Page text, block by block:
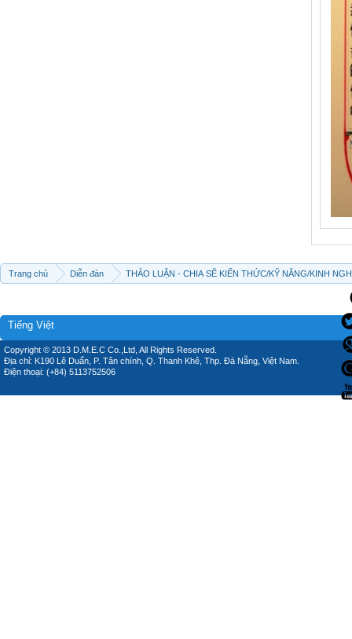
Trang chủ Diễn đàn THẢO LUẬN - CHIA SẼ KIẾN THỨC/KỸ NĂNG/KINH
Tiếng Việt
Copyright © 2013 D.M.E.C Co.,Ltd, All Rights Reserved.
Địa chỉ: K190 Lê Duẩn, P. Tân chính, Q. Thanh Khê, Thp. Đà Nẵng, Việt Nam.
Điện thoại: (+84) 5113752506